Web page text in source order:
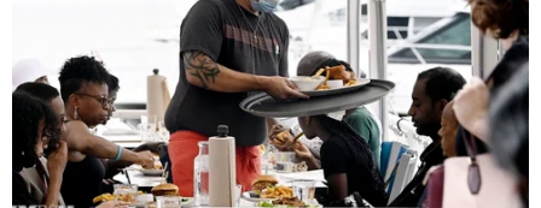
Ảnh minh họa. (Nguồn: AFP/TTXVN)
Trong quá trình tiến hành nghiên cứu nồng độ
khí metan của thành phố Los Angeles, một
nhóm các nhà khoa học thuộc Viện Công nghệ
California (Caltech) đã phát hiện ra rằng, các vụ